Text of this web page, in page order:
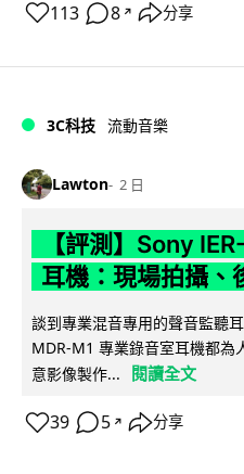
113 8 ↗ 分享
3C科技 流動音樂
Lawton 2 日
【評測】Sony
耳機：現場拍攝、
談到專業混音專用的聲音監聽
MDR-M1 專業錄音室耳機都為
意影像製作...
閱讀全文
39 5 ↗ 分享